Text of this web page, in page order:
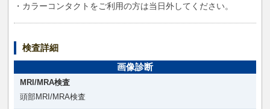
・カラーコンタクトをご利用の方は当日外してください。
検査詳細
画像診断
MRI/MRA検査
頭部MRI/MRA検査